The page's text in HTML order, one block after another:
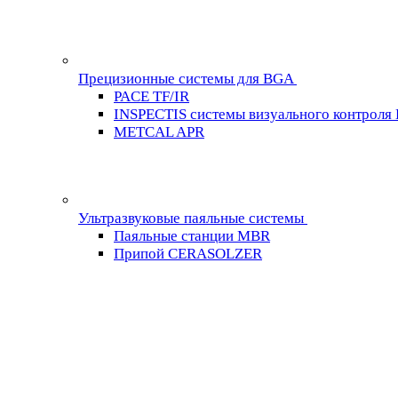
Прецизионные системы для BGA
PACE TF/IR
INSPECTIS системы визуального контроля
METCAL APR
Ультразвуковые паяльные системы
Паяльные станции MBR
Припой CERASOLZER